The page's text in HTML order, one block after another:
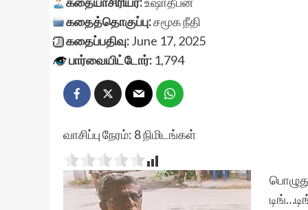
கதைத்தொகுப்பு:சமூக நீதி
கதைப்பதிவு:June 17, 2025
பார்வையிட்டோர்: 1,794
வாசிப்பு நேரம்: 8நிமிடங்கள்